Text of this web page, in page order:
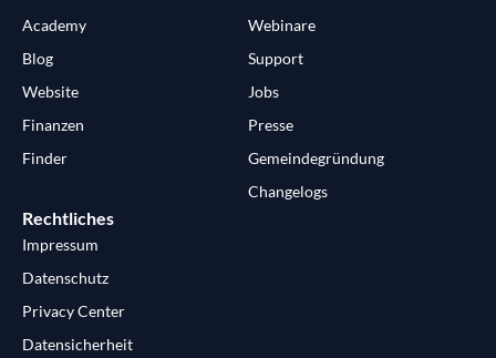
Academy
Blog
Website
Finanzen
Finder
Webinare
Support
Jobs
Presse
Gemeindegründung
Changelogs
Rechtliches
Impressum
Datenschutz
Privacy Center
Datensicherheit